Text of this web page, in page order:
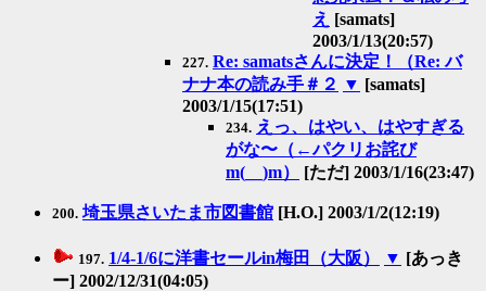
え [samats]
2003/1/13(20:57)
227. Re: samatsさんに決定！（Re: バ
ナナ本の読み手＃２ ▼ [samats]
2003/1/15(17:51)
234. えっ、はやい、はやすぎる
がな〜（←パクリお詫び
m(__)m）
[ただ] 2003/1/16(23:47)
200. 埼玉県さいたま市図書館 [H.O.] 2003/1/2(12:19)
197. 1/4-1/6に洋書セールin梅田（大阪） ▼ [あっき
ー] 2002/12/31(04:05)